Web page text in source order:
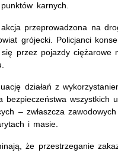
karnych.
przeprowadzona na
grójecki. Policjanci
przez pojazdy
działań z
bezpieczeństwa wszystkich
– zwłaszcza
i masie.
że przestrzeganie